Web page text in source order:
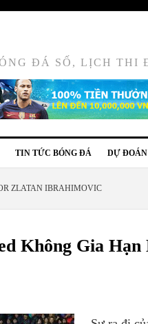
ĐÁ SỐ, LỊCH THI
TIN TỨC BÓNG ĐÁ DỰ
ZLATAN IBRAHIMOVIC
Không Gia